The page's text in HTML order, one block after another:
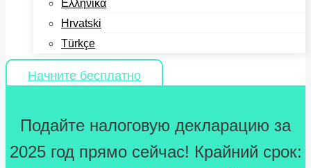
Ελληνικά
Hrvatski
Türkçe
Начните бесплатно
Подайте налоговую декларацию за
2025 год прямо сейчас! Крайний срок: